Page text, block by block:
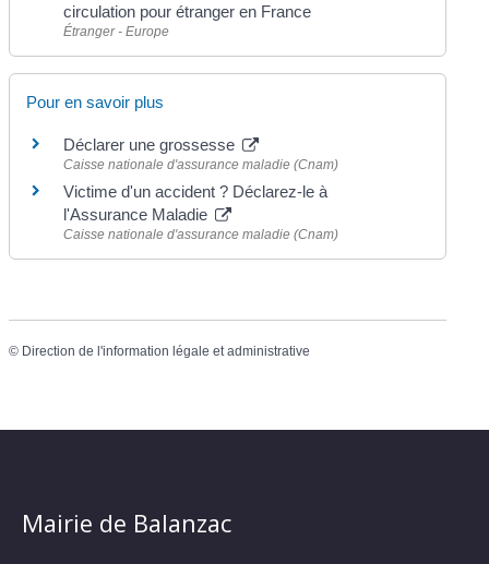
circulation pour étranger en France
Étranger - Europe
Pour en savoir plus
Déclarer une grossesse
Caisse nationale d'assurance maladie (Cnam)
Victime d'un accident ? Déclarez-le à
l'Assurance Maladie
Caisse nationale d'assurance maladie (Cnam)
© Direction de l'information légale et administrative
Mairie de Balanzac